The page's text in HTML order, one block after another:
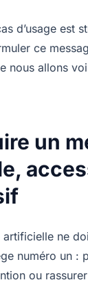
d’usage est
ce
nous allons
un
artificielle ne
numéro un :
ou